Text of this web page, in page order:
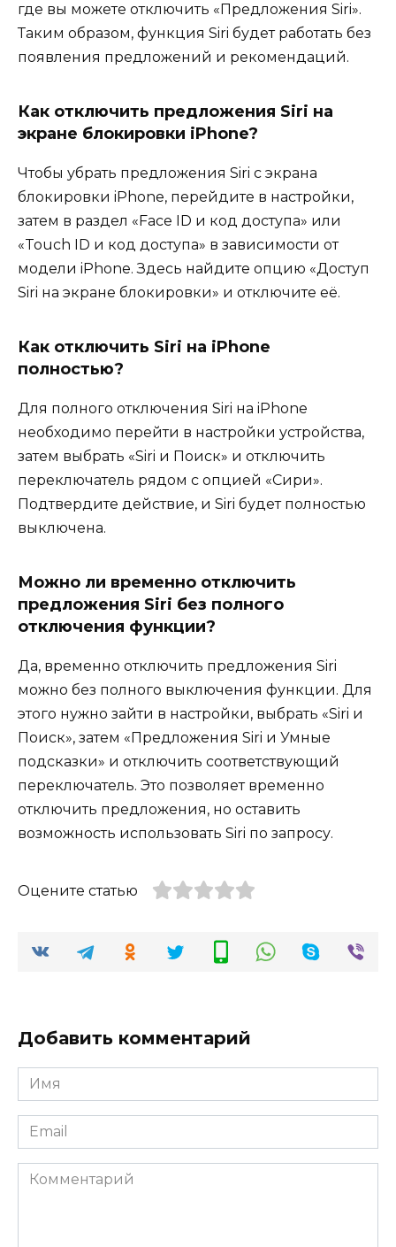
где вы можете отключить «Предложения Siri».
Таким образом, функция Siri будет работать без
появления предложений и рекомендаций.
Как отключить предложения Siri на
экране блокировки iPhone?
Чтобы убрать предложения Siri с экрана
блокировки iPhone, перейдите в настройки,
затем в раздел «Face ID и код доступа» или
«Touch ID и код доступа» в зависимости от
модели iPhone. Здесь найдите опцию «Доступ
Siri на экране блокировки» и отключите её.
Как отключить Siri на iPhone
полностью?
Для полного отключения Siri на iPhone
необходимо перейти в настройки устройства,
затем выбрать «Siri и Поиск» и отключить
переключатель рядом с опцией «Сири».
Подтвердите действие, и Siri будет полностью
выключена.
Можно ли временно отключить
предложения Siri без полного
отключения функции?
Да, временно отключить предложения Siri
можно без полного выключения функции. Для
этого нужно зайти в настройки, выбрать «Siri и
Поиск», затем «Предложения Siri и Умные
подсказки» и отключить соответствующий
переключатель. Это позволяет временно
отключить предложения, но оставить
возможность использовать Siri по запросу.
Оцените статью
Добавить комментарий
Имя
*
Email
*
Комментарий